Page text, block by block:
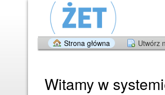
Strona główna Utwórz
Witamy w